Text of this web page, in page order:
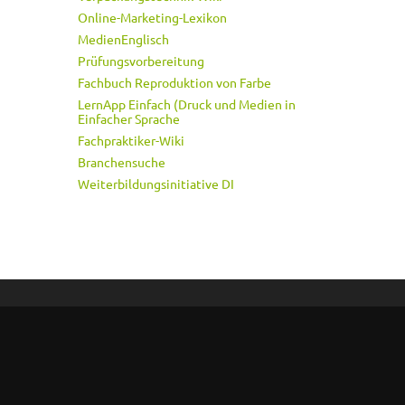
Online-Marketing-Lexikon
MedienEnglisch
Prüfungsvorbereitung
Fachbuch Reproduktion von Farbe
LernApp Einfach (Druck und Medien in
Einfacher Sprache
Fachpraktiker-Wiki
Branchensuche
Weiterbildungsinitiative DI